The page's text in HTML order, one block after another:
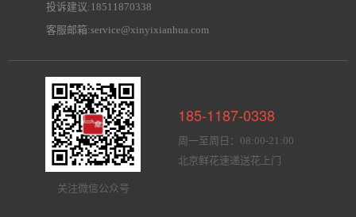
投诉建议:18511870338
客服邮箱:service@xinyixianhua.com
关注微信公众号
185-1187-0338
周一至周日：08:00-21:00
北京鲜花速递送花上门